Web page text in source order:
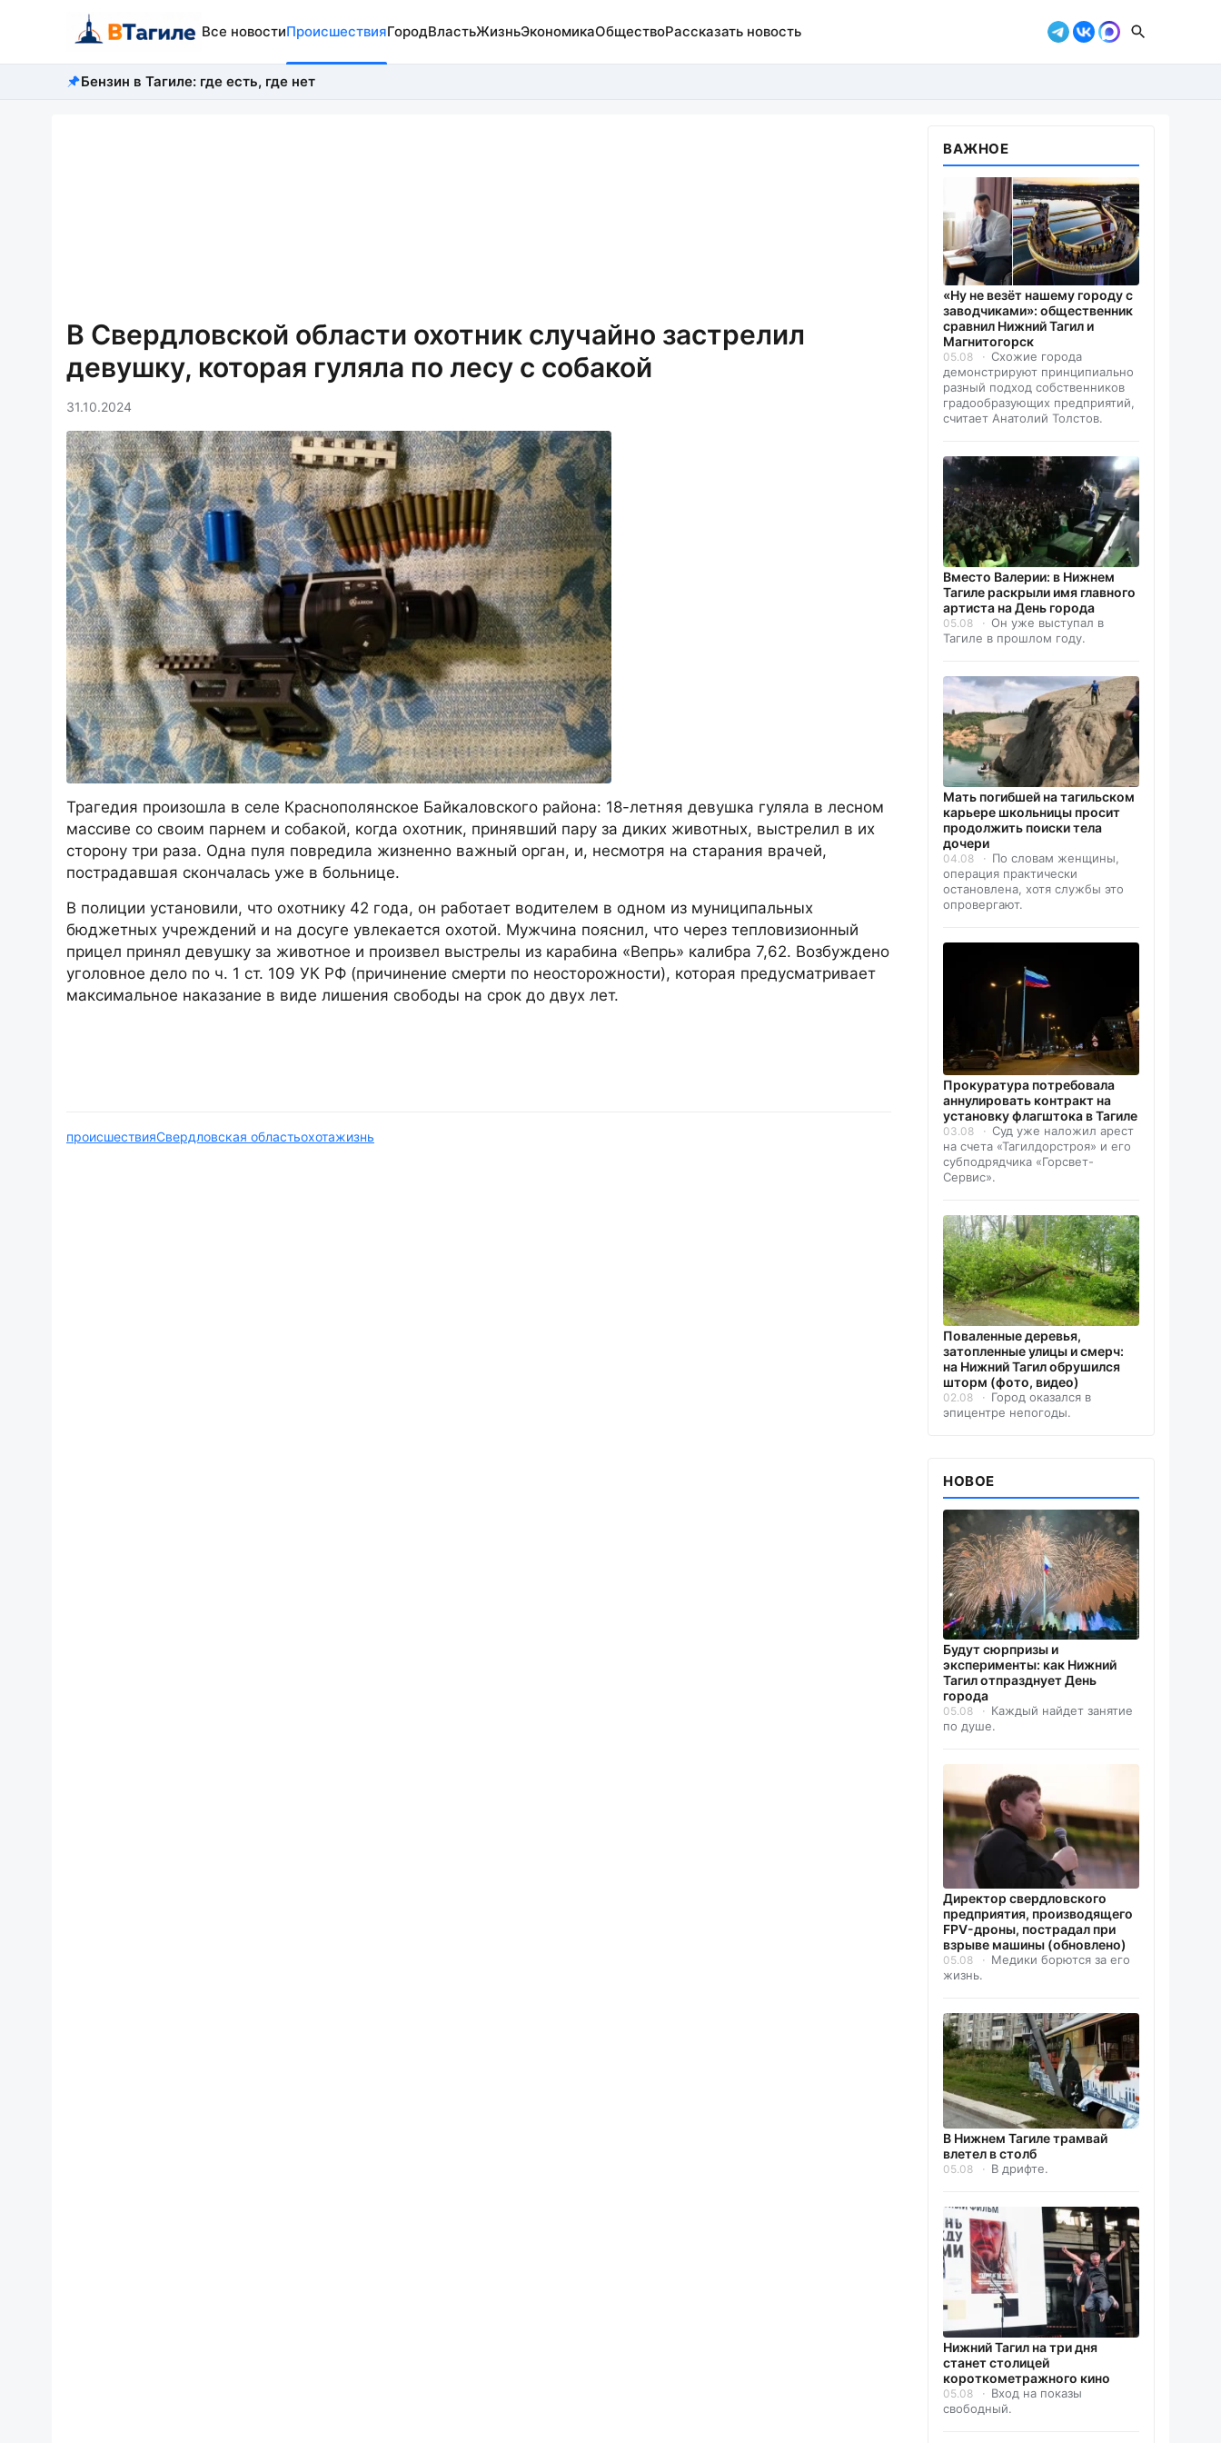
Все новостиПроисшествияГородВластьЖизньЭкономикаОбществоРассказать новость
Бензин в Тагиле: где есть, где нет
В Свердловской области охотник случайно застрелил
девушку, которая гуляла по лесу с собакой
31.10.2024
Трагедия произошла в селе Краснополянское Байкаловского района: 18-летняя девушка гуляла в лесном
массиве со своим парнем и собакой, когда охотник, принявший пару за диких животных, выстрелил в их
сторону три раза. Одна пуля повредила жизненно важный орган, и, несмотря на старания врачей,
пострадавшая скончалась уже в больнице.
В полиции установили, что охотнику 42 года, он работает водителем в одном из муниципальных
бюджетных учреждений и на досуге увлекается охотой. Мужчина пояснил, что через тепловизионный
прицел принял девушку за животное и произвел выстрелы из карабина «Вепрь» калибра 7,62. Возбуждено
уголовное дело по ч. 1 ст. 109 УК РФ (причинение смерти по неосторожности), которая предусматривает
максимальное наказание в виде лишения свободы на срок до двух лет.
происшествияСвердловская областьохотажизнь
ВАЖНОЕ
«Ну не везёт нашему городу с
заводчиками»: общественник
сравнил Нижний Тагил и
Магнитогорск
05.08
Схожие города
демонстрируют принципиально
разный подход собственников
градообразующих предприятий,
считает Анатолий Толстов.
Вместо Валерии: в Нижнем
Тагиле раскрыли имя главного
артиста на День города
05.08
Он уже выступал в
Тагиле в прошлом году.
Мать погибшей на тагильском
карьере школьницы просит
продолжить поиски тела
дочери
04.08
По словам женщины,
операция практически
остановлена, хотя службы это
опровергают.
Прокуратура потребовала
аннулировать контракт на
установку флагштока в Тагиле
03.08
Суд уже наложил арест
на счета «Тагилдорстроя» и его
субподрядчика «Горсвет-
Сервис».
Поваленные деревья,
затопленные улицы и смерч:
на Нижний Тагил обрушился
шторм (фото, видео)
02.08
Город оказался в
эпицентре непогоды.
НОВОЕ
Будут сюрпризы и
эксперименты: как Нижний
Тагил отпразднует День
города
05.08
Каждый найдет занятие
по душе.
Директор свердловского
предприятия, производящего
FPV-дроны, пострадал при
взрыве машины (обновлено)
05.08
Медики борются за его
жизнь.
В Нижнем Тагиле трамвай
влетел в столб
05.08 В дрифте.
Нижний Тагил на три дня
станет столицей
короткометражного кино
05.08
Вход на показы
свободный.